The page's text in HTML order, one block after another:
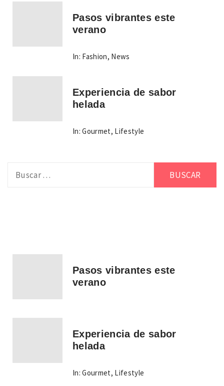
Pasos vibrantes este
verano
In: Fashion, News
Experiencia de sabor
helada
In: Gourmet, Lifestyle
Pasos vibrantes este
verano
Experiencia de sabor
helada
In: Gourmet, Lifestyle